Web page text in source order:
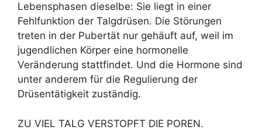
Lebensphasen dieselbe: Sie liegt in einer
Fehlfunktion der Talgdrüsen. Die Störungen
treten in der Pubertät nur gehäuft auf, weil im
jugendlichen Körper eine hormonelle
Veränderung stattfindet. Und die Hormone sind
unter anderem für die Regulierung der
Drüsentätigkeit zuständig.
ZU VIEL TALG VERSTOPFT DIE POREN.